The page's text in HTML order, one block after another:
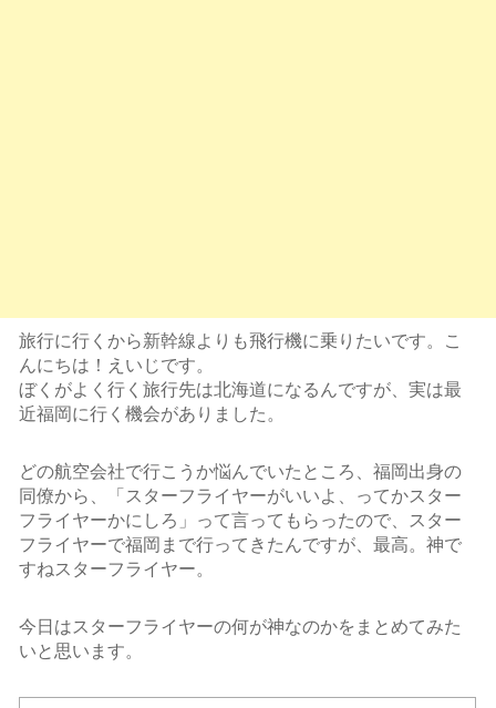
旅行に行くから新幹線よりも飛行機に乗りたいです。こ
んにちは！えいじです。
ぼくがよく行く旅行先は北海道になるんですが、実は最
近福岡に行く機会がありました。
どの航空会社で行こうか悩んでいたところ、福岡出身の
同僚から、「スターフライヤーがいいよ、ってかスター
フライヤーかにしろ」って言ってもらったので、スター
フライヤーで福岡まで行ってきたんですが、最高。神で
すねスターフライヤー。
今日はスターフライヤーの何が神なのかをまとめてみた
いと思います。